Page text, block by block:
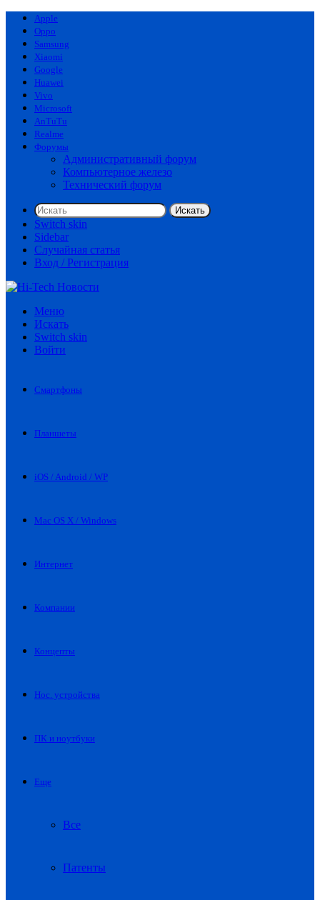
Apple
Oppo
Samsung
Xiaomi
Google
Huawei
Vivo
Microsoft
AnTuTu
Realme
Форумы
Административный форум
Компьютерное железо
Технический форум
Искать
Switch skin
Sidebar
Случайная статья
Вход / Регистрация
Меню
Искать
Switch skin
Войти
Смартфоны
Планшеты
iOS / Android / WP
Mac OS X / Windows
Интернет
Компании
Концепты
Нос. устройства
ПК и ноутбуки
Еще
Все
Патенты